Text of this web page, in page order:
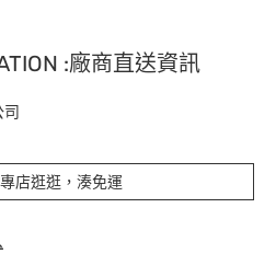
:廠商直送資訊
店逛逛，湊免運